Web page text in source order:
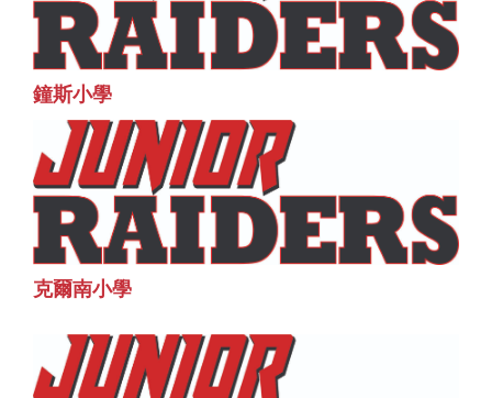
鐘斯小學
克爾南小學